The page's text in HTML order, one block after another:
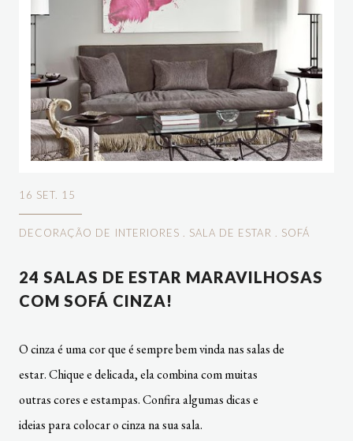
16 SET. 15
DECORAÇÃO DE INTERIORES . SALA DE ESTAR . SOFÁ
24 SALAS DE ESTAR MARAVILHOSAS
COM SOFÁ CINZA!
O cinza é uma cor que é sempre bem vinda nas salas de
estar. Chique e delicada, ela combina com muitas
outras cores e estampas. Confira algumas dicas e
ideias para colocar o cinza na sua sala.